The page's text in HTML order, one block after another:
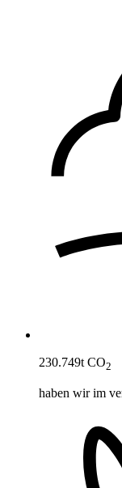
230.749t CO2
haben wir im